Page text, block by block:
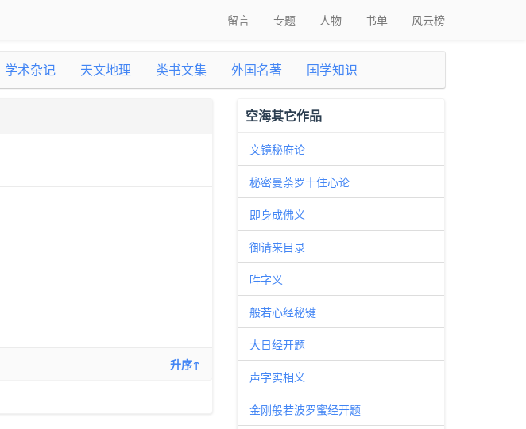
留言 专题 人物 书单 风云榜
学术杂记 天文地理 类书文集 外国名著 国学知识
升序↑
空海其它作品
文镜秘府论
秘密曼荼罗十住心论
即身成佛义
御请来目录
吽字义
般若心经秘键
大日经开题
声字实相义
金刚般若波罗蜜经开题